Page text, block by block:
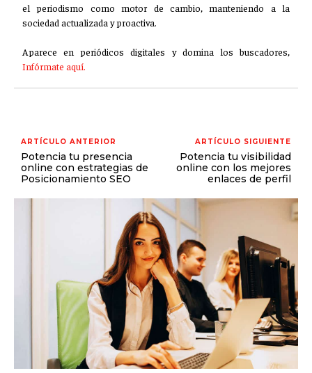
el periodismo como motor de cambio, manteniendo a la
sociedad actualizada y proactiva.
Aparece en periódicos digitales y domina los buscadores,
Infórmate aquí.
ARTÍCULO ANTERIOR
Potencia tu presencia
online con estrategias de
Posicionamiento SEO
ARTÍCULO SIGUIENTE
Potencia tu visibilidad
online con los mejores
enlaces de perfil